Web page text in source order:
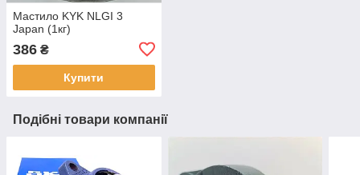
Мастило KYK NLGI 3
Japan (1кг)
386 ₴
Купити
Подібні товари компанії